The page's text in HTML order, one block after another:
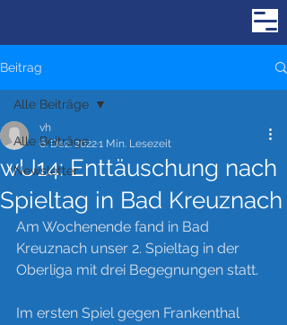
Beitrag
Alle Beiträge
Newsletter
Alle Beiträge
wU14: Enttäuschung nach
Spieltag in Bad Kreuznach
vh
6. Dez. 20221 Min. Lesezeit
Am Wochenende fand in Bad
Kreuznach unser 2. Spieltag in der
Oberliga mit drei Begegnungen statt.
Im ersten Spiel gegen Frankenthal